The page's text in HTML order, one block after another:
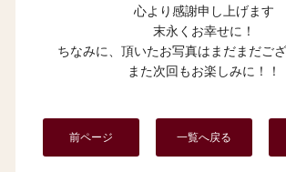
心より感謝申し上げます
末永くお幸せに！
ちなみに、頂いたお写真はまだまだご
また次回もお楽しみに！！
前ページ 一覧へ戻る